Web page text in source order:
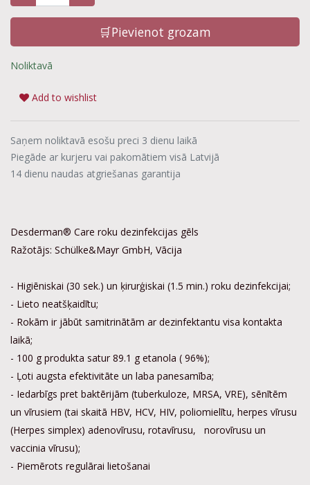
🛒Pievienot grozam
Noliktavā
Add to wishlist
Saņem noliktavā esošu preci 3 dienu laikā
Piegāde ar kurjeru vai pakomātiem visā Latvijā
14 dienu naudas atgriešanas garantija
Desderman® Care roku dezinfekcijas gēls
Ražotājs: Schülke&Mayr GmbH, Vācija
- Higiēniskai (30 sek.) un ķirurģiskai (1.5 min.) roku dezinfekcijai;
- Lieto neatšķaidītu;
- Rokām ir jābūt samitrinātām ar dezinfektantu visa kontakta
laikā;
- 100 g produkta satur 89.1 g etanola ( 96%);
- Ļoti augsta efektivitāte un laba panesamība;
- Iedarbīgs pret baktērijām (tuberkuloze, MRSA, VRE), sēnītēm
un vīrusiem (tai skaitā HBV, HCV, HIV, poliomielītu, herpes vīrusu
(Herpes simplex) adenovīrusu, rotavīrusu, norovīrusu un
vaccinia vīrusu);
- Piemērots regulārai lietošanai